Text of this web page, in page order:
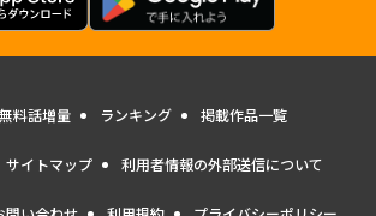
無料話増量 ランキング 掲載作品一覧
サイトマップ 利用者情報の外部送信について